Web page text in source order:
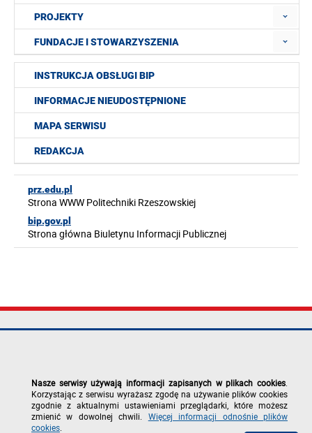
PROJEKTY
FUNDACJE I STOWARZYSZENIA
INSTRUKCJA OBSŁUGI BIP
INFORMACJE NIEUDOSTĘPNIONE
MAPA SERWISU
REDAKCJA
prz.edu.pl
Strona WWW Politechniki Rzeszowskiej
bip.gov.pl
Strona główna Biuletynu Informacji Publicznej
Politechnika
al. Powstańców
Warszawy 12
35-029 Rzeszów
tel.: +48 17 865
e-mail:
kancelaria@prz.edu.pl
Mapa serwisu
prywatności
Zgłoś błąd na
stronie
Nasze serwisy używają informacji zapisanych w plikach cookies
Korzystając z serwisu wyrażasz zgodę na używanie plików cookies
zgodnie z aktualnymi ustawieniami przeglądarki, które możesz
zmienić w dowolnej chwili. Więcej informacji odnośnie plików
cookies